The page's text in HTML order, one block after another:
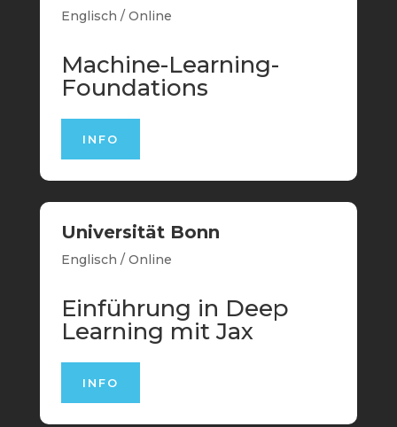
Englisch / Online
Machine-Learning-
Foundations
INFO
Universität Bonn
Englisch / Online
Einführung in Deep
Learning mit Jax
INFO